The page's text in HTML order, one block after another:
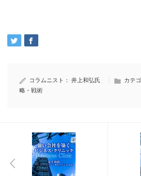
コラムニスト： 井上和弘氏 カテ
略・戦術